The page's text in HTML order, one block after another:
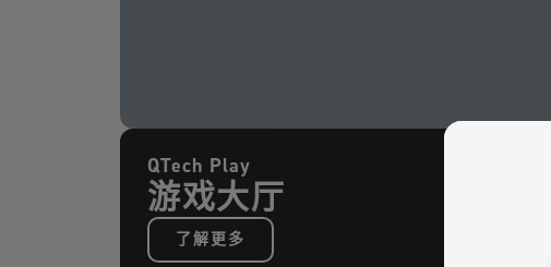
QTech Play
游戏大厅
了解更多